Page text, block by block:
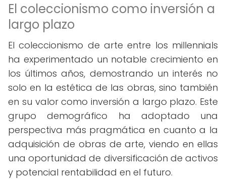
El coleccionismo como inversión a
largo plazo
El coleccionismo de arte entre los millennials
ha experimentado un notable crecimiento en
los últimos años, demostrando un interés no
solo en la estética de las obras, sino también
en su valor como inversión a largo plazo. Este
grupo demográfico ha adoptado una
perspectiva más pragmática en cuanto a la
adquisición de obras de arte, viendo en ellas
una oportunidad de diversificación de activos
y potencial rentabilidad en el futuro.